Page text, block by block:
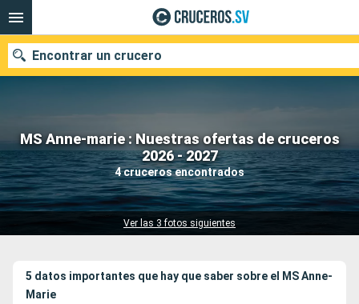
MS Anne-marie : Nuestras ofertas de cruceros
2026 - 2027
4 cruceros encontrados
Ver las 3 fotos siguientes
Encontrar un crucero
Nuestros destinos
Fecha de salida
5 datos importantes que hay que saber sobre el MSAnne-
Marie